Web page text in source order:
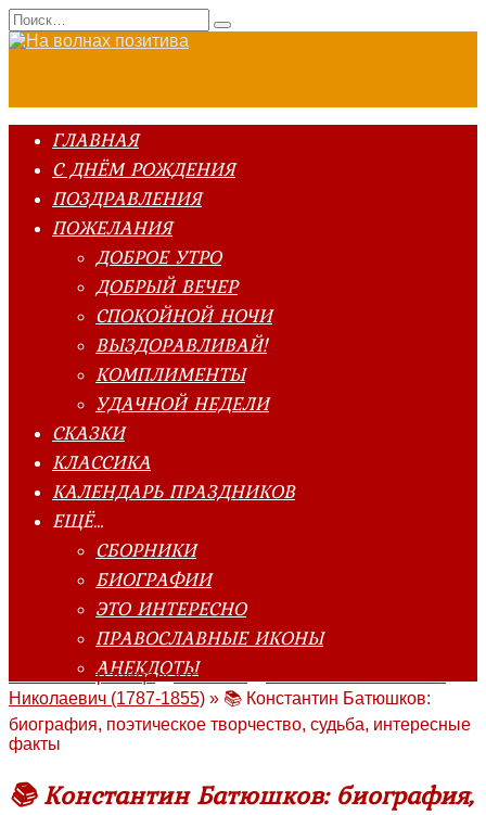
Перейти
к
Search
for:
ГЛАВНАЯ
С ДНЁМ РОЖДЕНИЯ
ПОЗДРАВЛЕНИЯ
ПОЖЕЛАНИЯ
ДОБРОЕ УТРО
ДОБРЫЙ ВЕЧЕР
СПОКОЙНОЙ НОЧИ
ВЫЗДОРАВЛИВАЙ!
КОМПЛИМЕНТЫ
УДАЧНОЙ НЕДЕЛИ
СКАЗКИ
КЛАССИКА
КАЛЕНДАРЬ ПРАЗДНИКОВ
ЕЩЁ…
СБОРНИКИ
БИОГРАФИИ
ЭТО ИНТЕРЕСНО
ПРАВОСЛАВНЫЕ ИКОНЫ
АНЕКДОТЫ
Главная страница»Классика
Николаевич (1787-1855) » 📚 Константин Батюшков:
биография, поэтическое творчество, судьба, интересные
факты
📚 Константин Батюшков: биография,